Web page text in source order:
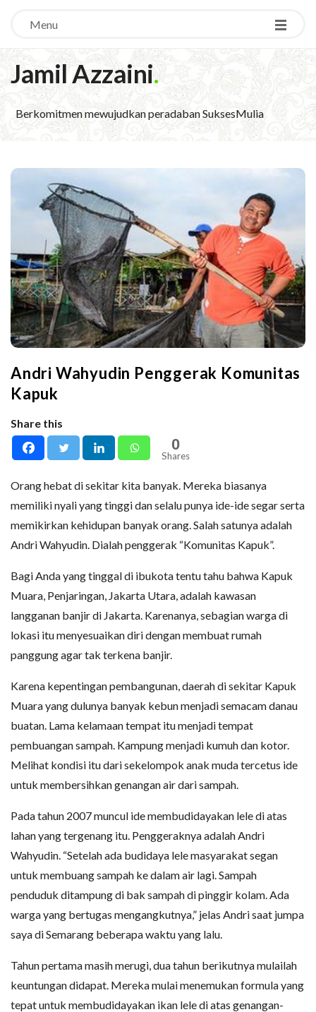
Menu
Jamil Azzaini.
Berkomitmen mewujudkan peradaban SuksesMulia
Andri Wahyudin Penggerak Komunitas
Kapuk
Share this
0
Shares
Orang hebat di sekitar kita banyak. Mereka biasanya
memiliki nyali yang tinggi dan selalu punya ide-ide segar serta
memikirkan kehidupan banyak orang. Salah satunya adalah
Andri Wahyudin. Dialah penggerak “Komunitas Kapuk”.
Bagi Anda yang tinggal di ibukota tentu tahu bahwa Kapuk
Muara, Penjaringan, Jakarta Utara, adalah kawasan
langganan banjir di Jakarta. Karenanya, sebagian warga di
lokasi itu menyesuaikan diri dengan membuat rumah
panggung agar tak terkena banjir.
Karena kepentingan pembangunan, daerah di sekitar Kapuk
Muara yang dulunya banyak kebun menjadi semacam danau
buatan. Lama kelamaan tempat itu menjadi tempat
pembuangan sampah. Kampung menjadi kumuh dan kotor.
Melihat kondisi itu dari sekelompok anak muda tercetus ide
untuk membersihkan genangan air dari sampah.
Pada tahun 2007 muncul ide membudidayakan lele di atas
lahan yang tergenang itu. Penggeraknya adalah Andri
Wahyudin. “Setelah ada budidaya lele masyarakat segan
untuk membuang sampah ke dalam air lagi. Sampah
penduduk ditampung di bak sampah di pinggir kolam. Ada
warga yang bertugas mengangkutnya,” jelas Andri saat jumpa
saya di Semarang beberapa waktu yang lalu.
Tahun pertama masih merugi, dua tahun berikutnya mulailah
keuntungan didapat. Mereka mulai menemukan formula yang
tepat untuk membudidayakan ikan lele di atas genangan-